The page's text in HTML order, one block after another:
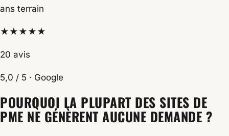
ans terrain
★★★★★
20 avis
5,0 / 5 · Google
POURQUOI LA PLUPART DES SITES DE
PME NE GÉNÈRENT AUCUNE DEMANDE ?